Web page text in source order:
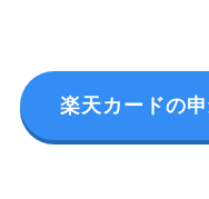
楽天カードの